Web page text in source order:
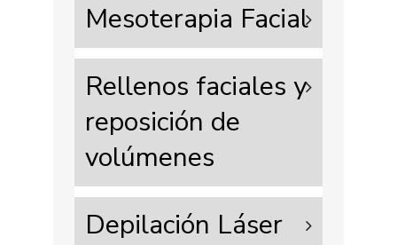
Mesoterapia Facial
Rellenos faciales y
reposición de
volúmenes
Depilación Láser